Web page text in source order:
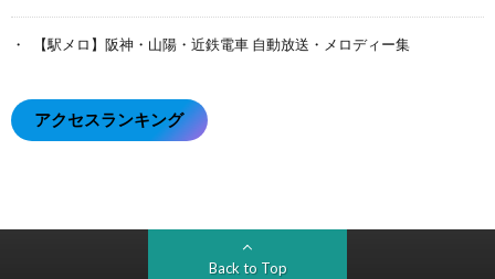
【駅メロ】阪神・山陽・近鉄電車 自動放送・メロディー集
アクセスランキング
Back to Top